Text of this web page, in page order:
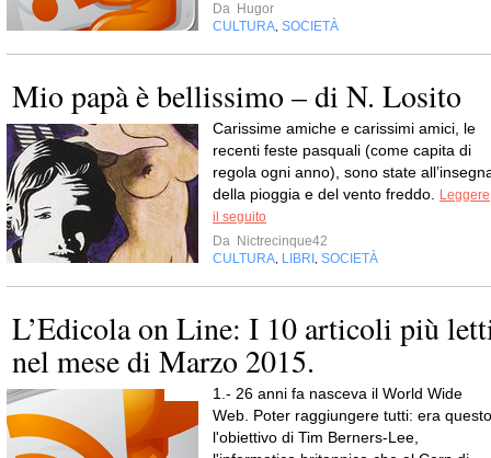
Da Hugor
CULTURA SOCIETÀ
Mio papà è bellissimo – di N. Losito
Carissime amiche e carissimi amici, le
recenti feste pasquali (come capita di
regola ogni anno), sono state
della pioggia e del vento freddo.
Leggere
il seguito
Da Nictrecinque42
CULTURA LIBRI SOCIETÀ
L’Edicola on Line: I 10 articoli più
nel mese di Marzo 2015.
1.- 26 anni fa nasceva il World Wide
Web. Poter raggiungere tutti: era questo
l'obiettivo di Tim Berners-Lee,